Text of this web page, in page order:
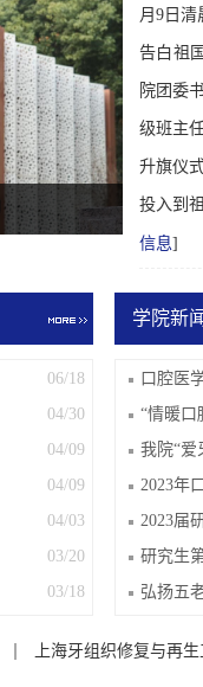
月9日
告白祖
院团委
级班主
升旗仪
投入到
信息]
06/18
04/30
04/09
04/09
04/03
03/20
03/18
学院新
口腔医
“情暖口
我院“爱
2023年
2023届
研究生
弘扬五
上海牙组织修复与再